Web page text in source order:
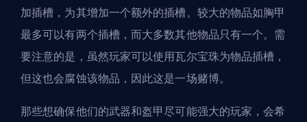
加插槽，为其增加一个额外的插槽。较大的物品如胸甲
最多可以有两个插槽，而大多数其他物品只有一个。需
要注意的是，虽然玩家可以使用瓦尔宝珠为物品插槽，
但这也会腐蚀该物品，因此这是一场赌博。
那些想确保他们的武器和盔甲尽可能强大的玩家，会希